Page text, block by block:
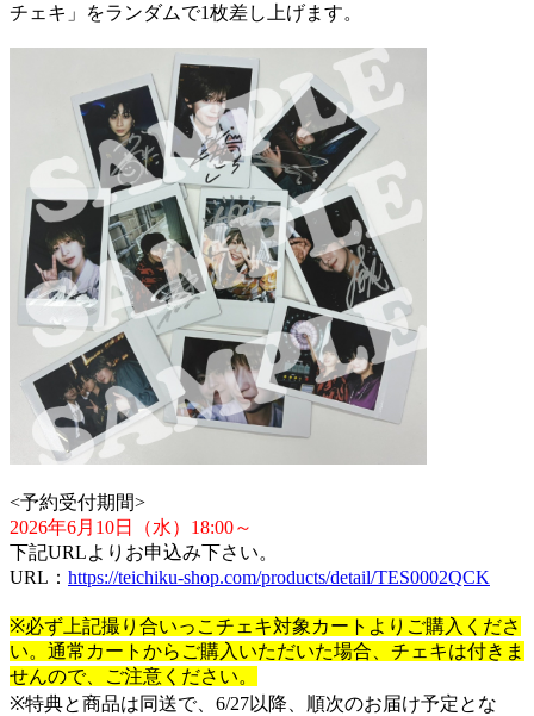
チェキ」をランダムで1枚差し上げます。
<予約受付期間>
2026年6月10日（水）18:00～
下記URLよりお申込み下さい。
URL： https://teichiku-shop.com/products/detail/TES0002QCK
※必ず上記撮り合いっこチェキ対象カートよりご購入くださ
い。通常カートからご購入いただいた場合、チェキは付きま
せんので、ご注意ください。
※特典と商品は同送で、6/27以降、順次のお届け予定とな